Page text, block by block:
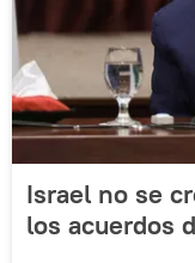
Israel no se
los acuerdos